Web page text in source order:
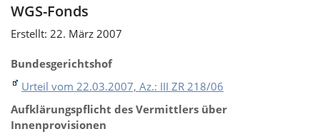
WGS-Fonds
Erstellt: 22. März 2007
Bundesgerichtshof
Urteil vom 22.03.2007, Az.: III ZR 218/06
Aufklärungspflicht des Vermittlers über
Innenprovisionen